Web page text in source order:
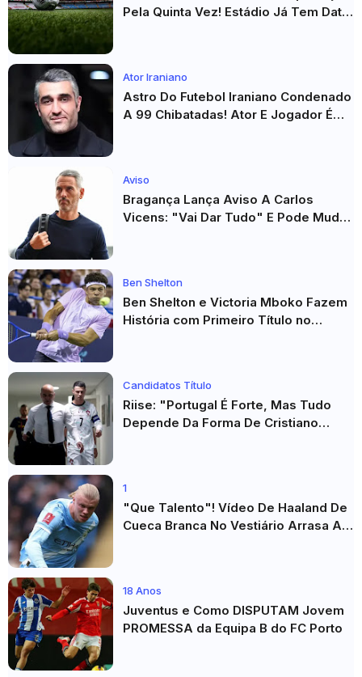
Pela Quinta Vez! Estádio Já Tem Data
Ator Iraniano
Astro Do Futebol Iraniano Condenado
A 99 Chibatadas! Ator E Jogador É
Aviso
Bragança Lança Aviso A Carlos
Vicens: "Vai Dar Tudo" E Pode Mudar
Ben Shelton
Ben Shelton e Victoria Mboko Fazem
História com Primeiro Título no
Candidatos Título
Riise: "Portugal É Forte, Mas Tudo
Depende Da Forma De Cristiano
1
"Que Talento"! Vídeo De Haaland De
Cueca Branca No Vestiário Arrasa A
18 Anos
Juventus e Como DISPUTAM Jovem
PROMESSA da Equipa B do FC Porto